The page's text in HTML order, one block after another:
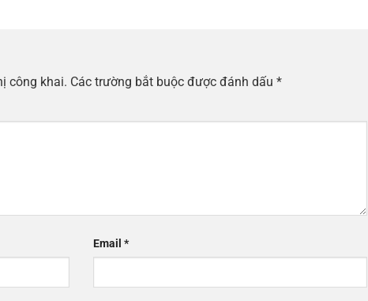
công khai. Các trường bắt buộc được đánh dấu *
Email*